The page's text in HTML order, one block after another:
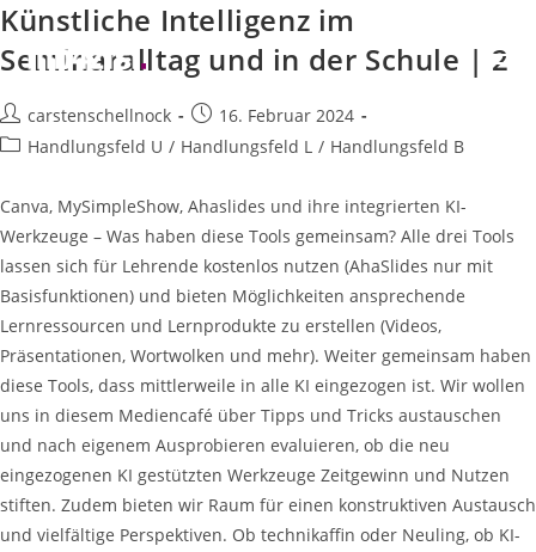
Zum
springen
Künstliche Intelligenz im
Seminaralltag und in der Schule | 2
Beitrags-
Autor:
carstenschellnock
Beitrag
veröffentlicht:
16. Februar 2024
Beitrags-
Handlungsfeld U / Handlungsfeld L / Handlungsfeld B
Canva, MySimpleShow, Ahaslides und ihre integrierten KI-
Werkzeuge – Was haben diese Tools gemeinsam? Alle drei Tools
lassen sich für Lehrende kostenlos nutzen (AhaSlides nur mit
Basisfunktionen) und bieten Möglichkeiten ansprechende
Lernressourcen und Lernprodukte zu erstellen (Videos,
Präsentationen, Wortwolken und mehr). Weiter gemeinsam haben
diese Tools, dass mittlerweile in alle KI eingezogen ist. Wir wollen
uns in diesem Mediencafé über Tipps und Tricks austauschen
und nach eigenem Ausprobieren evaluieren, ob die neu
eingezogenen KI gestützten Werkzeuge Zeitgewinn und Nutzen
stiften. Zudem bieten wir Raum für einen konstruktiven Austausch
und vielfältige Perspektiven. Ob technikaffin oder Neuling, ob KI-